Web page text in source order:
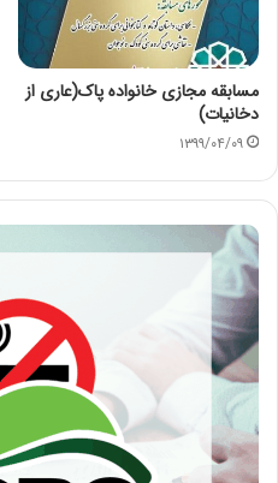
مسابقه مجازی خانواده پاک(عاری از
دخانیات)
۱۳۹۹/۰۴/۰۹